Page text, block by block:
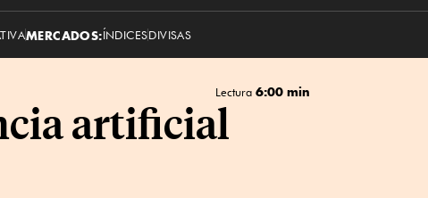
MERCADOS:ÍNDICESDIVISAS
Lectura 6:00 min
artificial